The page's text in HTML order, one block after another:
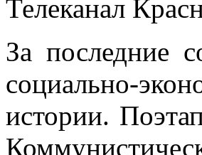
Телеканал
За последние
социально-
истории.